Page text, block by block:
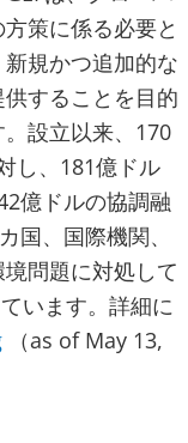
策に係る必要と
規かつ追加的な
することを目的
設立以来、170
し、181億ドル
億ドルの協調融
国、国際機関、
問題に対処して
います。詳細に
（as of May 13,